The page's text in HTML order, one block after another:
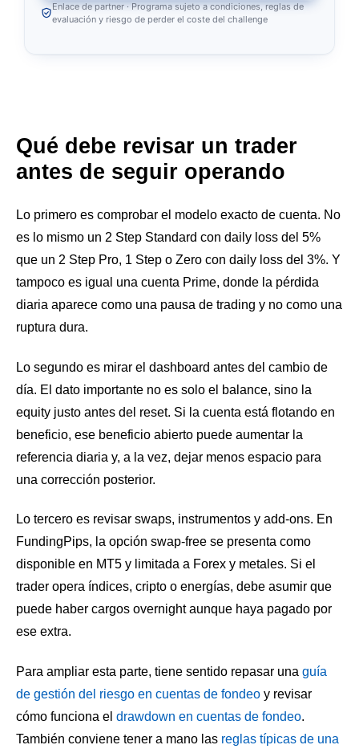
Enlace de partner · Programa sujeto a condiciones, reglas de
evaluación y riesgo de perder el coste del challenge
Qué debe revisar un trader
antes de seguir operando
Lo primero es comprobar el modelo exacto de cuenta. No
es lo mismo un 2 Step Standard con daily loss del 5%
que un 2 Step Pro, 1 Step o Zero con daily loss del 3%. Y
tampoco es igual una cuenta Prime, donde la pérdida
diaria aparece como una pausa de trading y no como una
ruptura dura.
Lo segundo es mirar el dashboard antes del cambio de
día. El dato importante no es solo el balance, sino la
equity justo antes del reset. Si la cuenta está flotando en
beneficio, ese beneficio abierto puede aumentar la
referencia diaria y, a la vez, dejar menos espacio para
una corrección posterior.
Lo tercero es revisar swaps, instrumentos y add-ons. En
FundingPips, la opción swap-free se presenta como
disponible en MT5 y limitada a Forex y metales. Si el
trader opera índices, cripto o energías, debe asumir que
puede haber cargos overnight aunque haya pagado por
ese extra.
Para ampliar esta parte, tiene sentido repasar una guía
de gestión del riesgo en cuentas de fondeo y revisar
cómo funciona el drawdown en cuentas de fondeo.
También conviene tener a mano las reglas típicas de una